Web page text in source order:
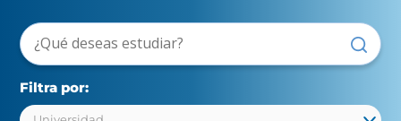
Filtra por: